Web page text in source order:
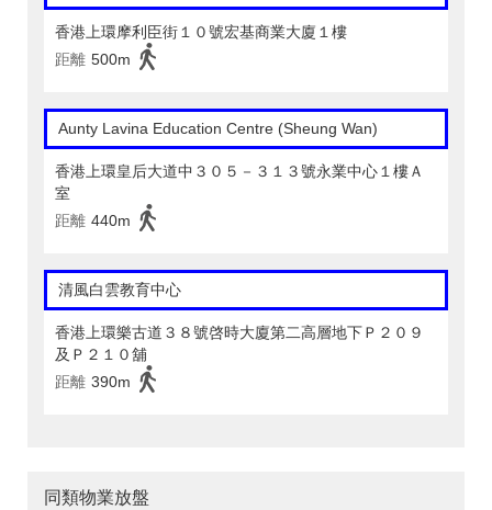
香港上環摩利臣街１０號宏基商業大廈１樓
距離 500m
Aunty Lavina Education Centre (Sheung Wan)
香港上環皇后大道中３０５－３１３號永業中心１樓Ａ
室
距離 440m
清風白雲教育中心
香港上環樂古道３８號啓時大廈第二高層地下Ｐ２０９
及Ｐ２１０舖
距離 390m
同類物業放盤